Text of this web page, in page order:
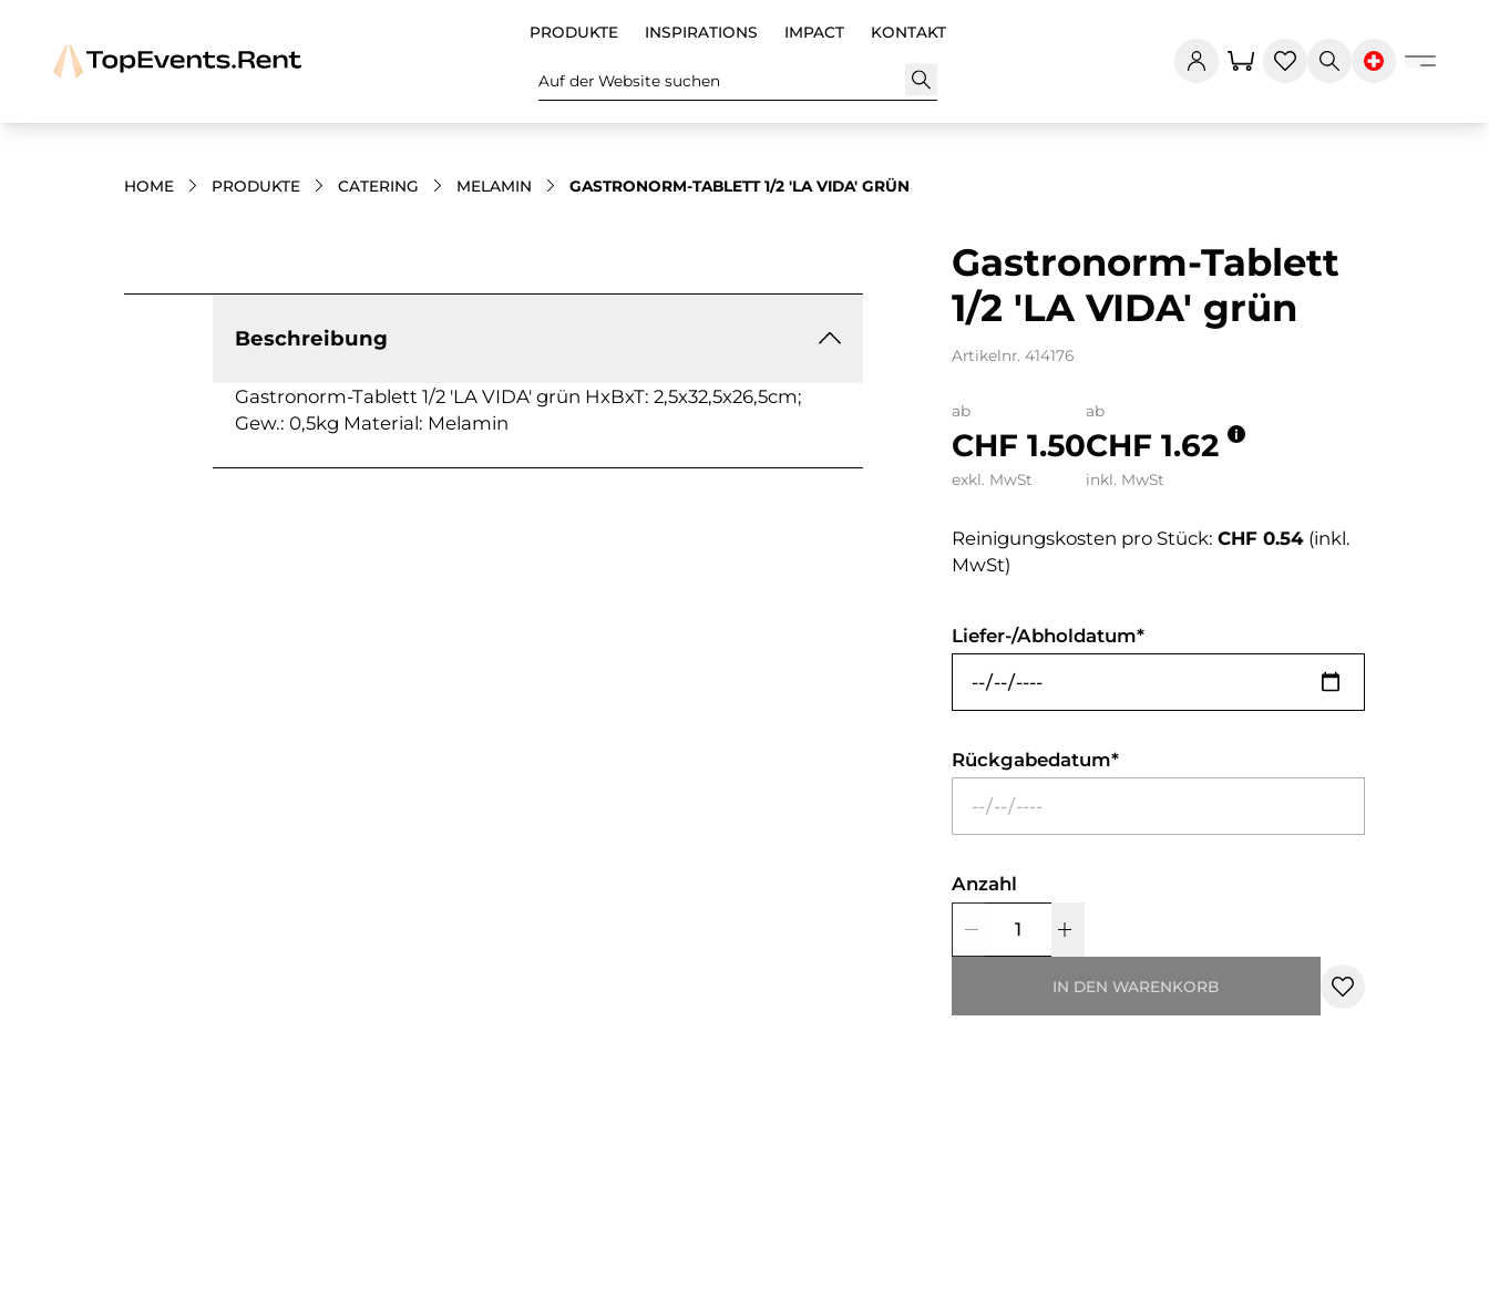
PRODUKTE INSPIRATIONS IMPACT KONTAKT
Auf der Website suchen
HOME PRODUKTE CATERING MELAMIN GASTRONORM-TABLETT 1/2 'LA VIDA' GRÜN
Gastronorm-Tablett
1/2 'LA VIDA' grün
Artikelnr. 414176
ab
CHF 1.50
exkl. MwSt
ab
CHF 1.62
inkl. MwSt
Reinigungskosten pro Stück: CHF 0.54(inkl.
MwSt)
Liefer-/Abholdatum
Rückgabedatum
Anzahl
IN DEN WARENKORB
Beschreibung
Gastronorm-Tablett 1/2 'LA VIDA' grün HxBxT: 2,5x32,5x26,5cm;
Gew.: 0,5kg Material: Melamin